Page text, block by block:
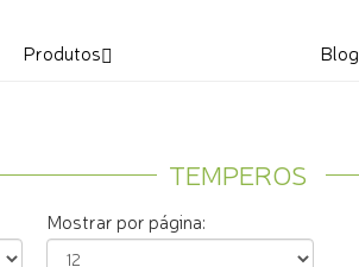
Produtos Blog
TEMPEROS
Mostrar por página: